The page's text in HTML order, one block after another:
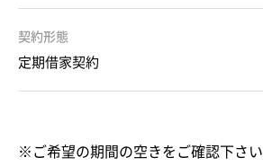
契約形態
定期借家契約
※ご希望の期間の空きをご確認下さ